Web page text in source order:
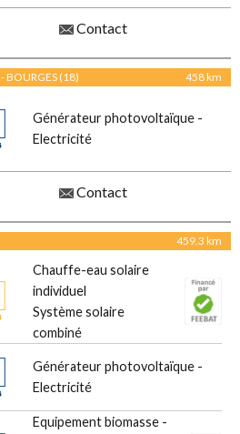
Contact
- BOURGES (18) 458 km
Générateur photovoltaïque -
Electricité
Contact
459.3 km
Chauffe-eau solaire
individuel
Système solaire
combiné
Générateur photovoltaïque -
Electricité
Equipement biomasse -